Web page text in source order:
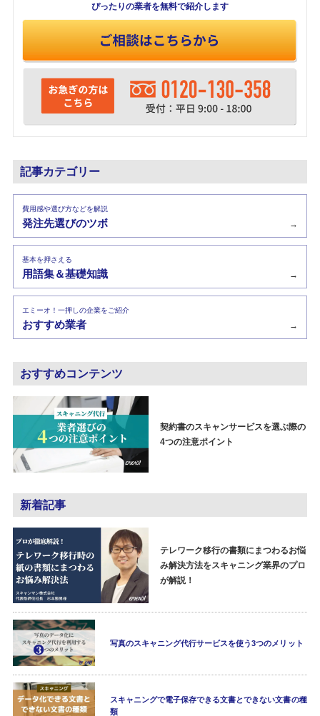
ぴったりの業者を無料で紹介します
記事カテゴリー
費用感や選び方などを解説
発注先選びのツボ →
基本を押さえる
用語集＆基礎知識 →
エミーオ！一押しの企業をご紹介
おすすめ業者 →
おすすめコンテンツ
契約書のスキャンサービスを選ぶ際の
4つの注意ポイント
新着記事
テレワーク移行の書類にまつわるお悩
み解決方法をスキャニング業界のプロ
が解説！
写真のスキャニング代行サービスを使う3つのメリット
スキャニングで電子保存できる文書とできない文書の種
類